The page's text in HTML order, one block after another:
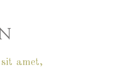
amet,